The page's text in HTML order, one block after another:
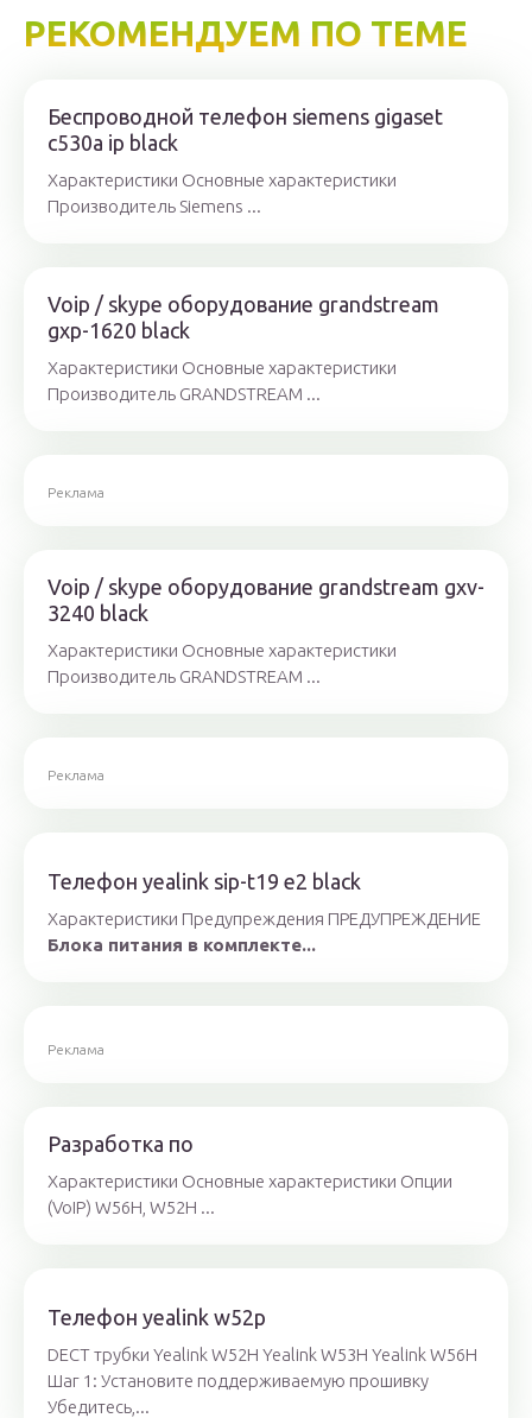
РЕКОМЕНДУЕМ ПО ТЕМЕ
Беспроводной телефон siemens gigaset
c530a ip black
Характеристики Основные характеристики
Производитель Siemens ...
Voip / skype оборудование grandstream
gxp-1620 black
Характеристики Основные характеристики
Производитель GRANDSTREAM ...
Реклама
Voip / skype оборудование grandstream gxv-
3240 black
Характеристики Основные характеристики
Производитель GRANDSTREAM ...
Реклама
Телефон yealink sip-t19 e2 black
Характеристики Предупреждения ПРЕДУПРЕЖДЕНИЕ
Блока питания в комплекте...
Реклама
Разработка по
Характеристики Основные характеристики Опции
(VoIP) W56H, W52H ...
Телефон yealink w52p
DECT трубки Yealink W52H Yealink W53H Yealink W56H
Шаг 1: Установите поддерживаемую прошивку
Убедитесь,...